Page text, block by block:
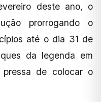
deste ano, o
prorrogando o
até o dia 31 de
da legenda em
de colocar o